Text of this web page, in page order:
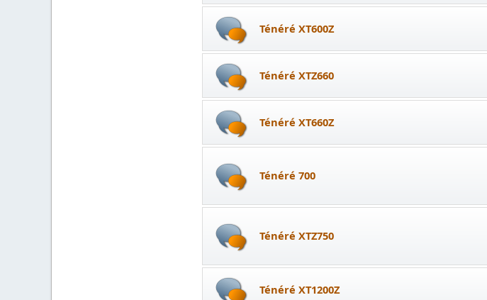
Ténéré XT600Z
Ténéré XTZ660
Ténéré XT660Z
Ténéré 700
Ténéré XTZ750
Ténéré XT1200Z